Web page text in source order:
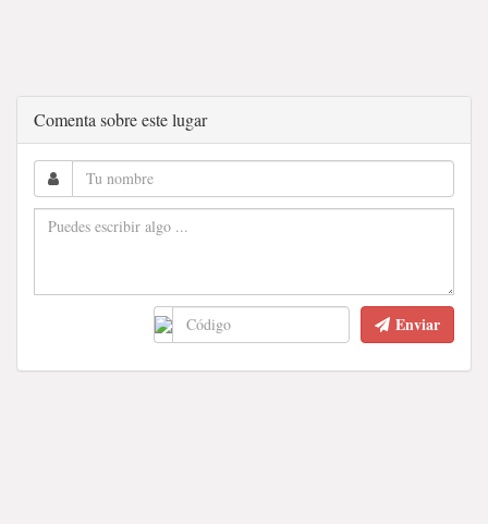
Comenta sobre este lugar
Enviar